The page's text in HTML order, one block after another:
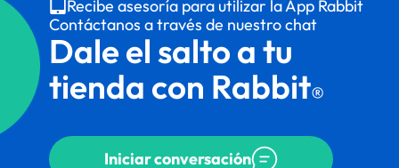
Recibe asesoría para utilizar la App Rabbit
Contáctanos a través de nuestro chat
Dale el salto a tu
tienda con Rabbit®
Iniciar conversación